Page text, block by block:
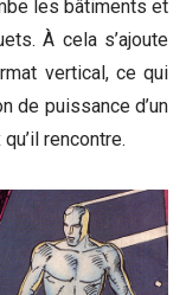
les bâtiments et
À cela s’ajoute
vertical, ce qui
de puissance d’un
rencontre.